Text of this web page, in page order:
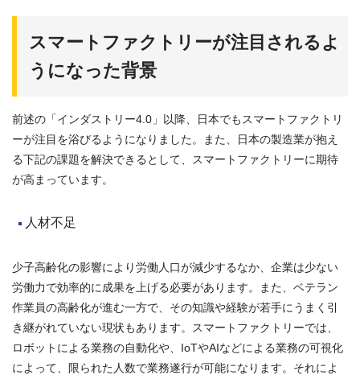
スマートファクトリーが注目されるよ
うになった背景
前述の「インダストリー4.0」以降、日本でもスマートファクトリ
ーが注目を浴びるようになりました。また、日本の製造業が抱え
る下記の課題を解決できるとして、スマートファクトリーに期待
が高まっています。
人材不足
少子高齢化の影響により労働人口が減少するなか、企業は少ない
労働力で効率的に成果を上げる必要があります。また、ベテラン
作業員の高齢化が進む一方で、その知識や経験が若手にうまく引
き継がれていない現状もあります。スマートファクトリーでは、
ロボットによる業務の自動化や、IoTやAIなどによる業務の可視化
によって、限られた人数で業務遂行が可能になります。それによ